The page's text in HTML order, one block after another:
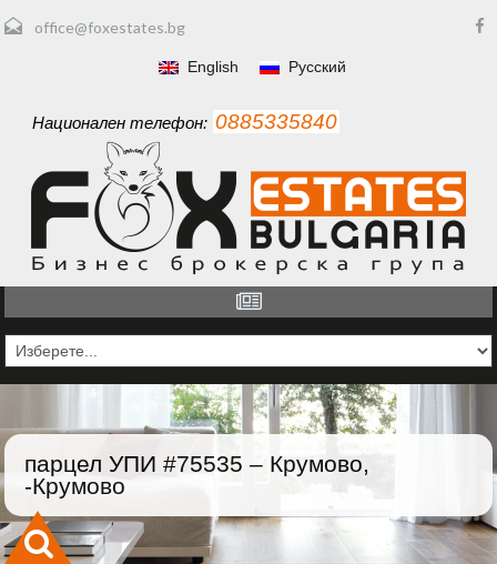
office@foxestates.bg
English Русский
Национален телефон: 0885335840
парцел УПИ #75535 – Крумово,
-Крумово